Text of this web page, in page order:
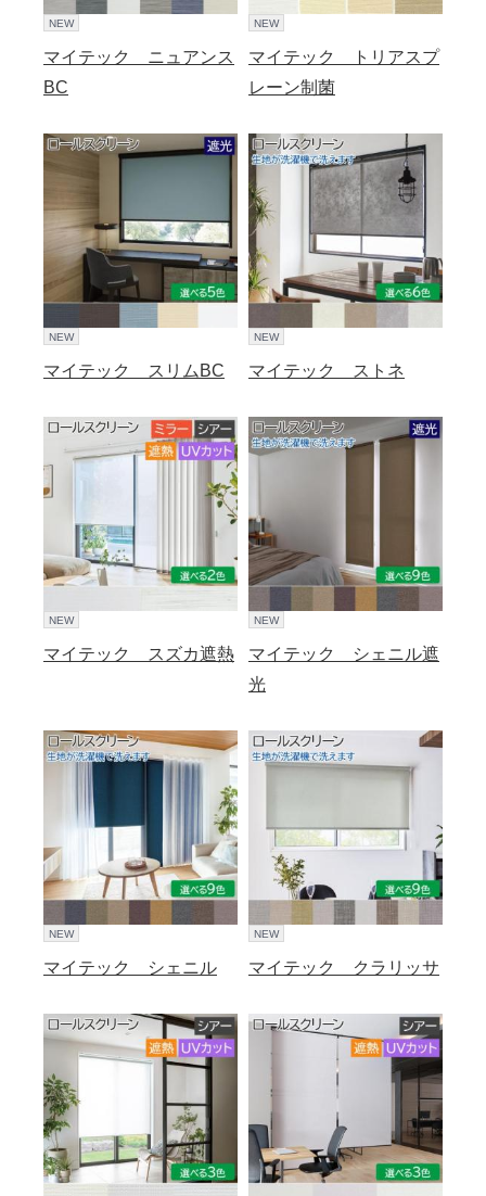
NEW
マイテック ニュアンス
BC
NEW
マイテック トリアスプ
レーン制菌
NEW
マイテック スリムBC
NEW
マイテック ストネ
NEW
マイテック スズカ遮熱
NEW
マイテック シェニル遮
光
NEW
マイテック シェニル
NEW
マイテック クラリッサ